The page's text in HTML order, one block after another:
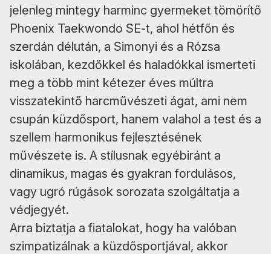
jelenleg mintegy harminc gyermeket tömörítő
Phoenix Taekwondo SE-t, ahol hétfőn és
szerdán délután, a Simonyi és a Rózsa
iskolában, kezdőkkel és haladókkal ismerteti
meg a több mint kétezer éves múltra
visszatekintő harcművészeti ágat, ami nem
csupán küzdősport, hanem valahol a test és a
szellem harmonikus fejlesztésének
művészete is. A stílusnak egyébiránt a
dinamikus, magas és gyakran fordulásos,
vagy ugró rúgások sorozata szolgáltatja a
védjegyét.
Arra biztatja a fiatalokat, hogy ha valóban
szimpatizálnak a küzdősportjával, akkor